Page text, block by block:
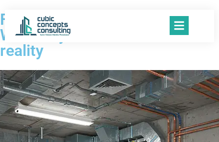
Featured projects
We turn your dreams into a
reality